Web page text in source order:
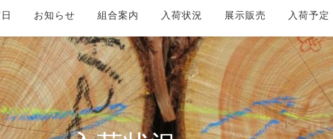
お知らせ 組合案内 入荷状況 展示販売 入荷予定